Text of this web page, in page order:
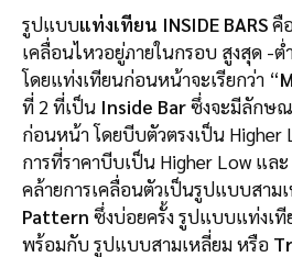
รูปแบบแท่งเทียน INSIDE BARSคื
เคลื่อนไหวอยู่ภายในกรอบ สูงสุด -
โดยแท่งเทียนก่อนหน้าจะเรียกว่า “
ที่ 2 ที่เป็น Inside Barซึ่งจะมีลักษ
ก่อนหน้า โดยบีบตัวตรงเป็น Higher
การที่ราคาบีบเป็น Higher Low แล
คล้ายการเคลื่อนตัวเป็นรูปแบบสาม
Pattern ซึ่งบ่อยครั้ง รูปแบบแท่งเที
พร้อมกับ รูปแบบสามเหลี่ยม หรือ